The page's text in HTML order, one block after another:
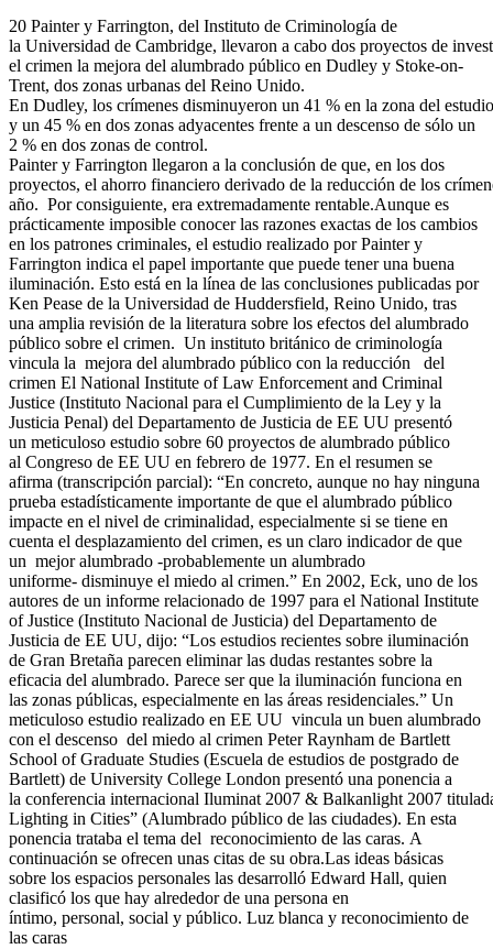
20 Painter y Farrington, del Instituto de Criminología de
la Universidad de Cambridge, llevaron a cabo dos proyectos de
el crimen la mejora del alumbrado público en Dudley y Stoke-on-
Trent, dos zonas urbanas del Reino Unido.
En Dudley, los crímenes disminuyeron un 41 % en la zona del
y un 45 % en dos zonas adyacentes frente a un descenso de sólo un
2 % en dos zonas de control.
Painter y Farrington llegaron a la conclusión de que, en los dos
proyectos, el ahorro financiero derivado de la reducción de los
año. Por consiguiente, era extremadamente rentable.Aunque es
prácticamente imposible conocer las razones exactas de los cambios
en los patrones criminales, el estudio realizado por Painter y
Farrington indica el papel importante que puede tener una buena
iluminación. Esto está en la línea de las conclusiones publicadas por
Ken Pease de la Universidad de Huddersfield, Reino Unido, tras
una amplia revisión de la literatura sobre los efectos del alumbrado
público sobre el crimen. Un instituto británico de criminología
vincula la mejora del alumbrado público con la reducción del
crimen El National Institute of Law Enforcement and Criminal
Justice (Instituto Nacional para el Cumplimiento de la Ley y la
Justicia Penal) del Departamento de Justicia de EE UU presentó
un meticuloso estudio sobre 60 proyectos de alumbrado público
al Congreso de EE UU en febrero de 1977. En el resumen se
afirma (transcripción parcial): “En concreto, aunque no hay ninguna
prueba estadísticamente importante de que el alumbrado público
impacte en el nivel de criminalidad, especialmente si se tiene en
cuenta el desplazamiento del crimen, es un claro indicador de que
un mejor alumbrado -probablemente un alumbrado
uniforme- disminuye el miedo al crimen.” En 2002, Eck, uno de los
autores de un informe relacionado de 1997 para el National Institute
of Justice (Instituto Nacional de Justicia) del Departamento de
Justicia de EE UU, dijo: “Los estudios recientes sobre iluminación
de Gran Bretaña parecen eliminar las dudas restantes sobre la
eficacia del alumbrado. Parece ser que la iluminación funciona en
las zonas públicas, especialmente en las áreas residenciales.” Un
meticuloso estudio realizado en EE UU vincula un buen alumbrado
con el descenso del miedo al crimen Peter Raynham de Bartlett
School of Graduate Studies (Escuela de estudios de postgrado de
Bartlett) de University College London presentó una ponencia a
la conferencia internacional Iluminat 2007 & Balkanlight 2007
Lighting in Cities” (Alumbrado público de las ciudades). En esta
ponencia trataba el tema del reconocimiento de las caras. A
continuación se ofrecen unas citas de su obra.Las ideas básicas
sobre los espacios personales las desarrolló Edward Hall, quien
clasificó los que hay alrededor de una persona en
íntimo, personal, social y público. Luz blanca y reconocimiento de
las caras